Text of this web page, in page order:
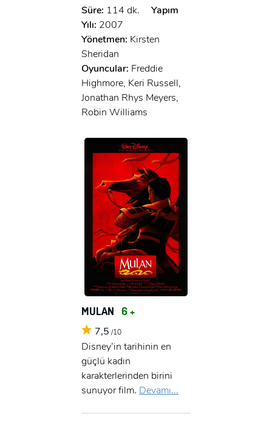
Süre: 114 dk.
Yapım
Yılı: 2007
Yönetmen: Kirsten
Sheridan
Oyuncular: Freddie
Highmore, Keri Russell,
Jonathan Rhys Meyers,
Robin Williams
MULAN 6 +
7,5 /10
Disney’in tarihinin en
güçlü kadın
karakterlerinden birini
sunuyor film. Devamı...